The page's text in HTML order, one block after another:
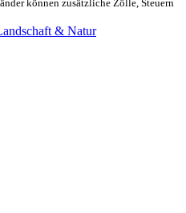
können zusätzliche Zölle, Steuern
& Natur